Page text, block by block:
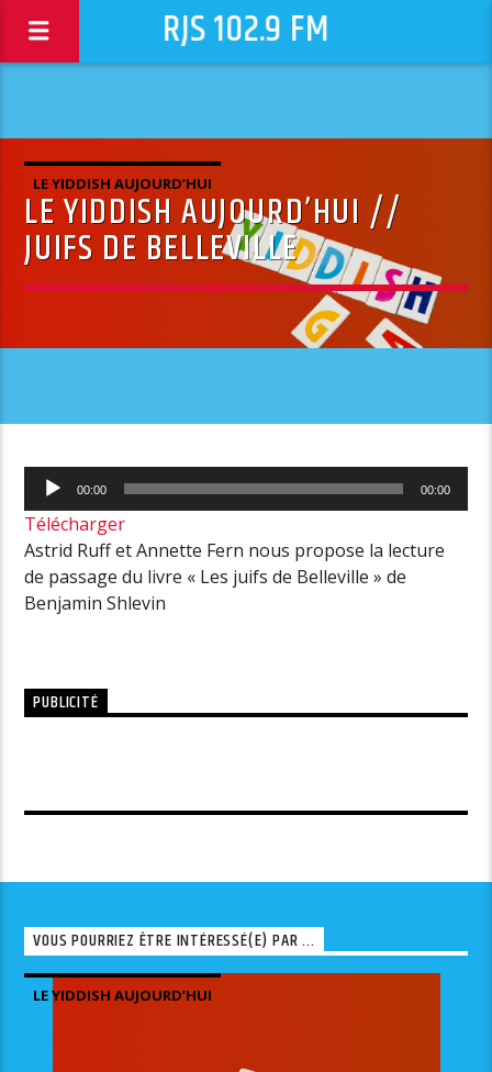
RJS 102.9 FM
LE YIDDISH AUJOURD’HUI
LE YIDDISH AUJOURD’HUI //
JUIFS DE BELLEVILLE
Lecteur
audio
00:00 00:00
Télécharger
Astrid Ruff et Annette Fern nous propose la lecture
de passage du livre « Les juifs de Belleville » de
Benjamin Shlevin
PUBLICITÉ
VOUS POURRIEZ ÊTRE INTÉRESSÉ(E) PAR ...
LE YIDDISH AUJOURD’HUI